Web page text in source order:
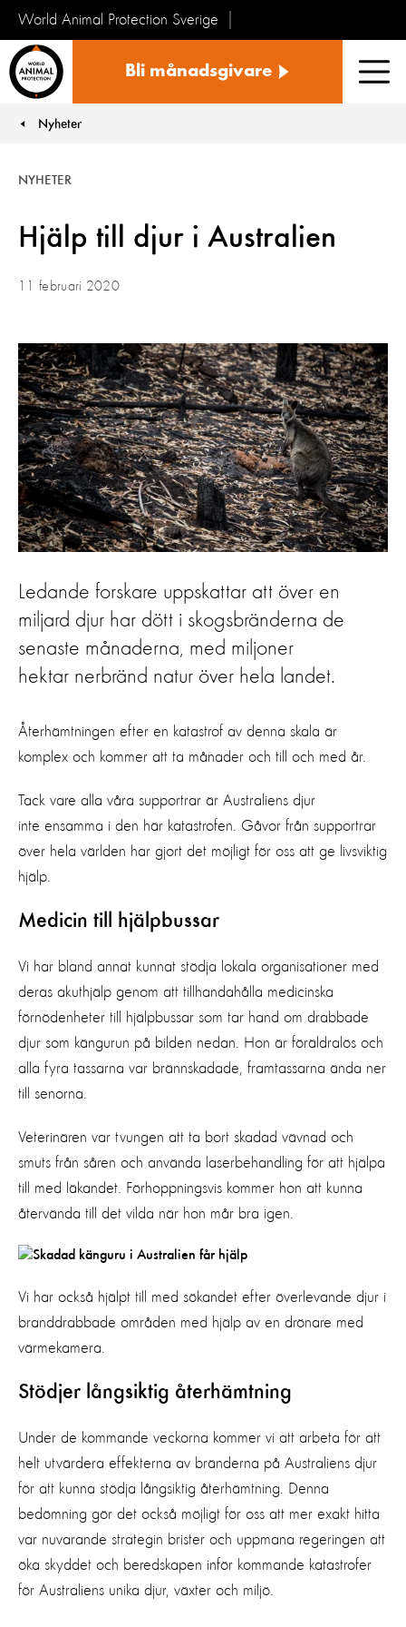
World Animal Protection Sverige
Bli månadsgivare
You are here:
Nyheter
Hjälp till djur i Australien
NYHETER
11 februari 2020
Ledande forskare uppskattar att över en
miljard djur har dött i skogsbränderna de
senaste månaderna, med miljoner
hektar nerbränd natur över hela landet.
Återhämtningen efter en katastrof av denna skala är
komplex och kommer att ta månader och till och med år.
Tack vare alla våra supportrar är Australiens djur
inte ensamma i den här katastrofen. Gåvor från supportrar
över hela världen har gjort det möjligt för oss att ge livsviktig
hjälp.
Medicin till hjälpbussar
Vi har bland annat kunnat stödja lokala organisationer med
deras akuthjälp genom att tillhandahålla medicinska
förnödenheter till hjälpbussar som tar hand om drabbade
djur som kängurun på bilden nedan. Hon är föräldralös och
alla fyra tassarna var brännskadade, framtassarna ända ner
till senorna.
Veterinären var tvungen att ta bort skadad vävnad och
smuts från såren och använda laserbehandling för att hjälpa
till med läkandet. Förhoppningsvis kommer hon att kunna
återvända till det vilda när hon mår bra igen.
Vi har också hjälpt till med sökandet efter överlevande djur i
branddrabbade områden med hjälp av en drönare med
värmekamera.
Stödjer långsiktig återhämtning
Under de kommande veckorna kommer vi att arbeta för att
helt utvärdera effekterna av bränderna på Australiens djur
för att kunna stödja långsiktig återhämtning. Denna
bedömning gör det också möjligt för oss att mer exakt hitta
var nuvarande strategin brister och uppmana regeringen att
öka skyddet och beredskapen inför kommande katastrofer
för Australiens unika djur, växter och miljö.